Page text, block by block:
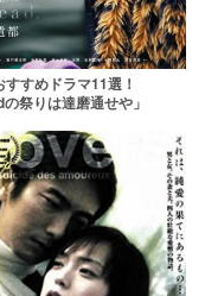
すめドラマ11選！
の祭りは達磨通せや」